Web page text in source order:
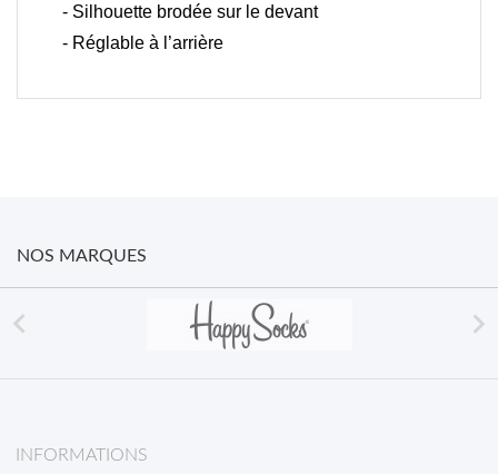
- Silhouette brodée sur le devant
- Réglable à l’arrière
NOS MARQUES
 
INFORMATIONS